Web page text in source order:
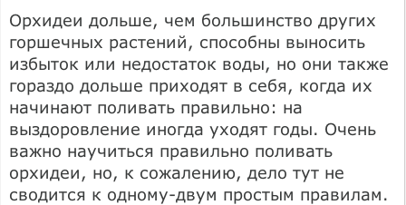
Орхидеи дольше, чем большинство других
горшечных растений, способны выносить
избыток или недостаток воды, но они также
гораздо дольше приходят в себя, когда их
начинают поливать правильно: на
выздоровление иногда уходят годы. Очень
важно научиться правильно поливать
орхидеи, но, к сожалению, дело тут не
сводится к одному-двум простым правилам.